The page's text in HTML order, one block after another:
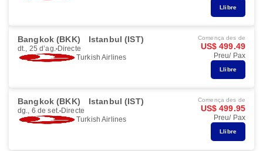
Llibre
Bangkok (BKK) Istanbul (IST)
dt., 25 d’ag. Directe
Turkish Airlines
Comença des de
US$ 499.49
Preu/ Pax
Llibre
Bangkok (BKK) Istanbul (IST)
dg., 6 de set. Directe
Turkish Airlines
Comença des de
US$ 499.95
Preu/ Pax
Llibre